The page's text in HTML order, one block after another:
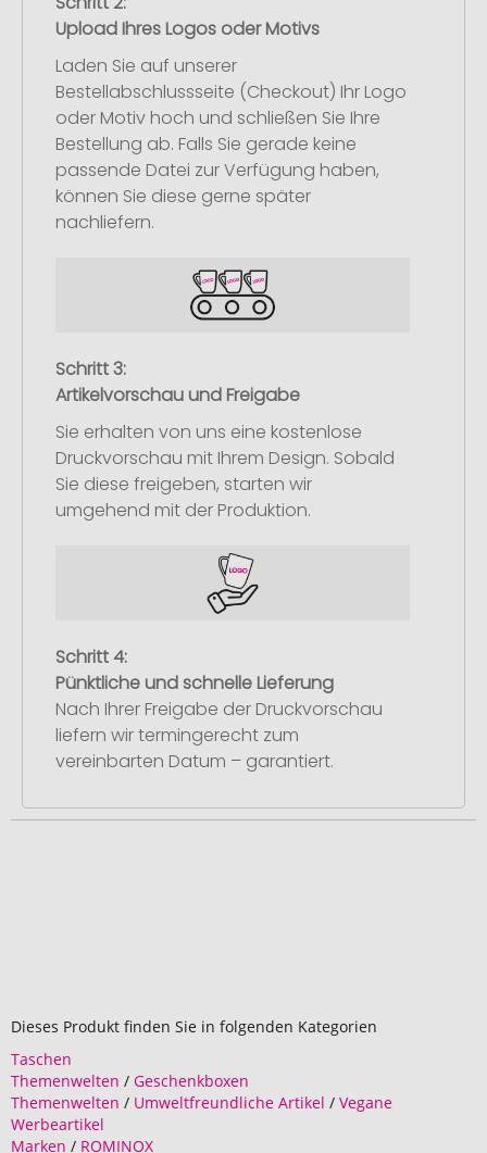
Upload Ihres Logos oder Motivs
Laden Sie auf unserer
Bestellabschlussseite (Checkout) Ihr Logo
oder Motiv hoch und schließen Sie Ihre
Bestellung ab. Falls Sie gerade keine
passende Datei zur Verfügung haben,
können Sie diese gerne später
nachliefern.
Schritt 3:
Artikelvorschau und Freigabe
Sie erhalten von uns eine kostenlose
Druckvorschau mit Ihrem Design. Sobald
Sie diese freigeben, starten wir
umgehend mit der Produktion.
Schritt 4:
Pünktliche und schnelle Lieferung
Nach Ihrer Freigabe der Druckvorschau
liefern wir termingerecht zum
vereinbarten Datum – garantiert.
Dieses Produkt finden Sie in folgenden Kategorien
Taschen
Themenwelten / Geschenkboxen
Themenwelten / Umweltfreundliche Artikel / Vegane
Werbeartikel
Marken / ROMINOX